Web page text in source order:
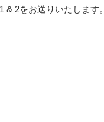
2をお送りいたします。